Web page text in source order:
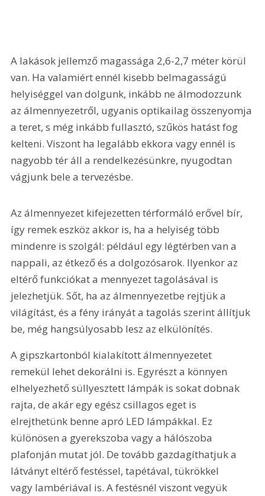
A lakások jellemző magassága 2,6-2,7 méter körül
van. Ha valamiért ennél kisebb belmagasságú
helyiséggel van dolgunk, inkább ne álmodozzunk
az álmennyezetről, ugyanis optikailag összenyomja
a teret, s még inkább fullasztó, szűkös hatást fog
kelteni. Viszont ha legalább ekkora vagy ennél is
nagyobb tér áll a rendelkezésünkre, nyugodtan
vágjunk bele a tervezésbe.
Az álmennyezet kifejezetten térformáló erővel bír,
így remek eszköz akkor is, ha a helyiség több
mindenre is szolgál: például egy légtérben van a
nappali, az étkező és a dolgozósarok. Ilyenkor az
eltérő funkciókat a mennyezet tagolásával is
jelezhetjük. Sőt, ha az álmennyezetbe rejtjük a
világítást, és a fény irányát a tagolás szerint állítjuk
be, még hangsúlyosabb lesz az elkülönítés.
A gipszkartonból kialakított álmennyezetet
remekül lehet dekorálni is. Egyrészt a könnyen
elhelyezhető süllyesztett lámpák is sokat dobnak
rajta, de akár egy egész csillagos eget is
elrejthetünk benne apró LED lámpákkal. Ez
különösen a gyerekszoba vagy a hálószoba
plafonján mutat jól. De tovább gazdagíthatjuk a
látványt eltérő festéssel, tapétával, tükrökkel
vagy lambériával is. A festésnél viszont vegyük